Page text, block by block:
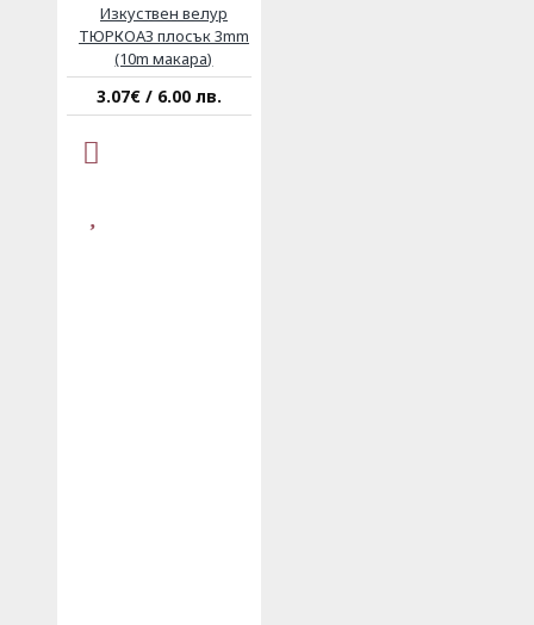
Изкуствен велур
ТЮРКОАЗ плосък 3mm
(10m макара)
3.07€ / 6.00 лв.